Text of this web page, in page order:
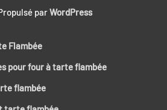
parWordPress
Flambée
pour four à tarte flambée
flambée